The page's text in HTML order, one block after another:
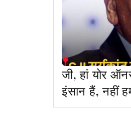
जी, हां योर
इंसान हैं, नहीं